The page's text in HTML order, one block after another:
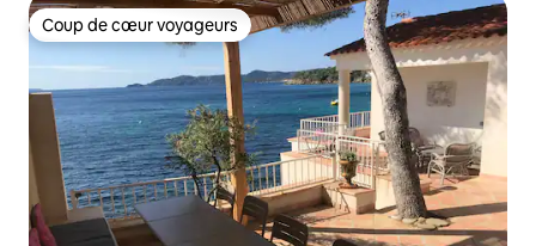
Coup de cœur voyageurs
Coup de cœur voyageurs